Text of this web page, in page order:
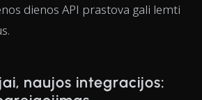
dienos API prastova gali lemti
naujos integracijos: